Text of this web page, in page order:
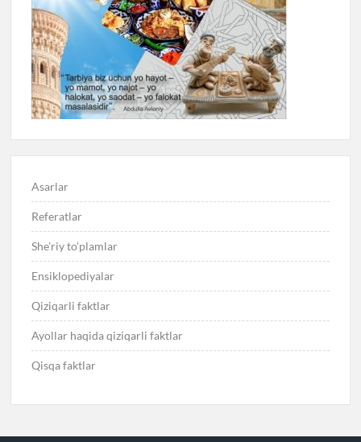
Asarlar
Referatlar
She’riy to’plamlar
Ensiklopediyalar
Qiziqarli faktlar
Ayollar haqida qiziqarli faktlar
Qisqa faktlar